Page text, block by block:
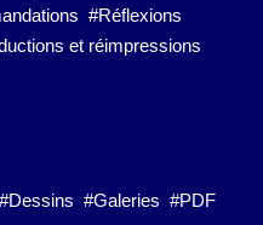
#Réflexions
et réimpressions
#Dessins #Galeries #PDF